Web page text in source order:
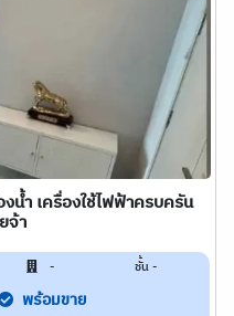
น้ำ เครื่องใช้ไฟฟ้าครบครัน
จ้า
- ชั้น -
พร้อมขาย